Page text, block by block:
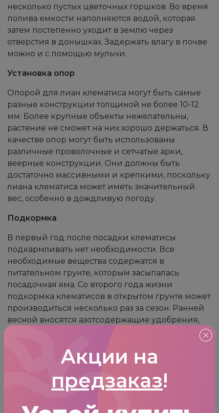
Акции на
предзаказ!
несколько пустых цветочных горшков. Во время
полива емкости наполняются водой, которая
затем постепенно уходит в землю через
отверстия в донышках. Задержать влагу в почве
можно и с помощью мульчи.
Установка опор
Опорой для лиан клематиса могут быть самые
разные конструкции толщиной не более 10-12
мм. Более крупные объекты нежелательны,
растение не сможет на них хорошо держаться. В
качестве опор могут быть использованы
различные проволочные и сетчатые арки,
веерные конструкции. Они должны быть
достаточно массивными и крепкими, поскольку
лиана клематиса может иметь значительный
вес, особенно в дождливую погоду.
Подкормка
В первый год после посадки клематисы
подкармливать нет необходимости. Все
необходимые вещества содержатся в
питательном грунте, которым засыпалась
посадочная яма. Со второго года жизни
подкормка клематисов в открытом грунте может
производиться несколько раз за сезон. Ранней
весной вносятся азотсодержащие удобрения,
растения и усиленный набор им зеленой массы.
В период созревания бутонов кусты клематисов
подкармливают удобрениями с содержанием
калия, а после цветения вносят подкормки с
содержанием фосфора. Нередко садоводы